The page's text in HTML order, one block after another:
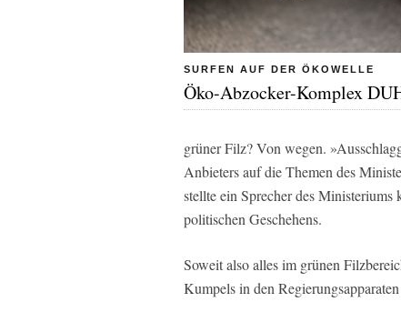
SURFEN AUF DER ÖKOWELLE
Öko-Abzocker-Komplex
grüner Filz? Von wegen.
Anbieters auf die Themen des
stellte ein Sprecher des
politischen Geschehens.
Soweit also alles im grünen
Kumpels in den